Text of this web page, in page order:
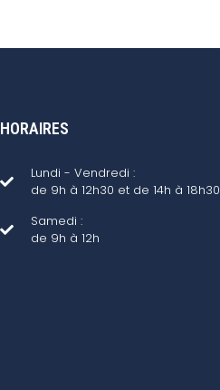
HORAIRES
Lundi - Vendredi :
de 9h à 12h30 et de 14h à 18h30
Samedi :
de 9h à 12h